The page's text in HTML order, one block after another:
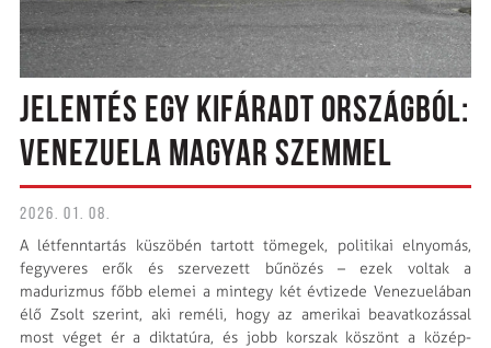
JELENTÉS EGY KIFÁRADT ORSZÁGBÓL:
VENEZUELA MAGYAR SZEMMEL
2026. 01. 08.
A létfenntartás küszöbén tartott tömegek, politikai elnyomás,
fegyveres erők és szervezett bűnözés – ezek voltak a
madurizmus főbb elemei a mintegy két évtizede Venezuelában
élő Zsolt szerint, aki reméli, hogy az amerikai beavatkozással
most véget ér a diktatúra, és jobb korszak köszönt a közép-